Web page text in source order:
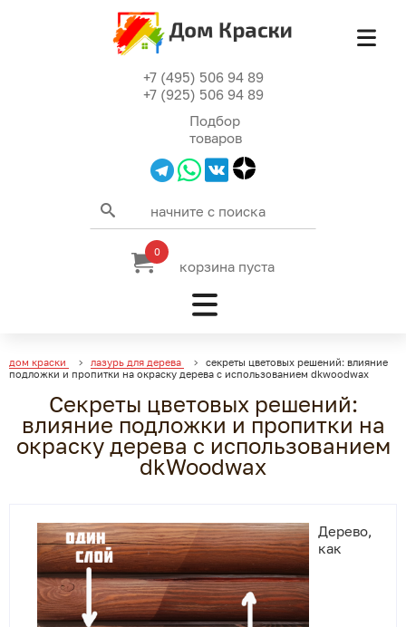
+7 (495) 506 94 89
+7 (925) 506 94 89
Подбор
товаров
0
корзина пуста
дом краски лазурь для дерева
секреты цветовых решений: влияние
подложки и пропитки на окраску дерева с использованием dkwoodwax
Секреты цветовых решений:
влияние подложки и пропитки на
окраску дерева с использованием
dkWoodwax
Дерево,
как